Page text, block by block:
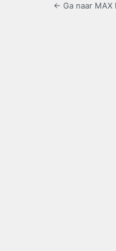
← Ga naar MAX